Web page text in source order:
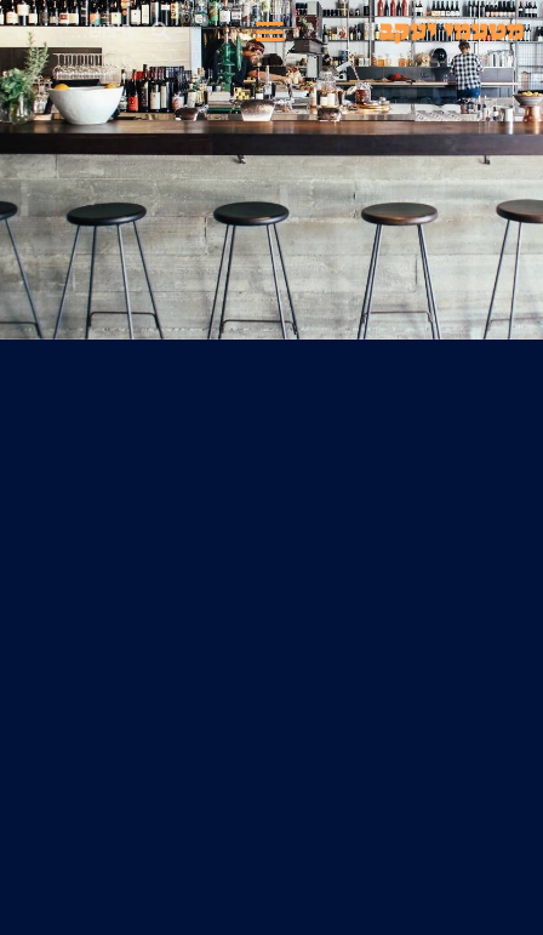
דילוג
לתוכן
תפריט חיפוש